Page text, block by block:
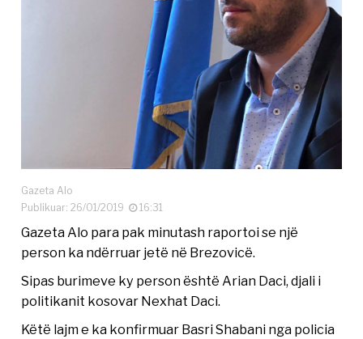
Gazeta Alo
Publikuar: 26/01/2019
16:31
Gazeta Alo para pak minutash raportoi se një
person ka ndërruar jetë në Brezovicë.
Sipas burimeve ky person është Arian Daci, djali i
politikanit kosovar Nexhat Daci.
Këtë lajm e ka konfirmuar Basri Shabani nga policia